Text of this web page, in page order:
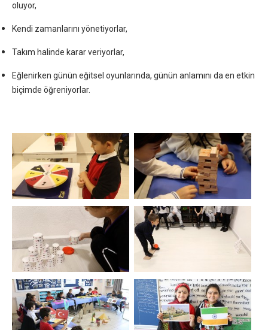
oluyor,
Kendi zamanlarını yönetiyorlar,
Takım halinde karar veriyorlar,
Eğlenirken günün eğitsel oyunlarında, günün anlamını da en etkin
biçimde öğreniyorlar.
Çerez Ayarları Gizlilik Tercihleri ×
Aşağıdaki paneli kullanarak web sitemizde aktif olmasını
istediğiniz çerez türlerini özelleştirebilirsiniz. Değişikliklerin geçerli
olması için kaydetmeniz yeterlidir.
Zorunlu ve Teknik Çerezler Her Zaman Aktif
Web sitemizin temel fonksiyonlarının düzgün çalışması,
güvenliği ve erişilebilirliği için kullanılması zorunlu olan
çerezlerdir.
Performans ve Analiz Çerezleri
Sitemizi kaç kişinin ziyaret ettiğini anlamamıza, sayfaların
performanslarını analiz etmemize ve kullanıcı deneyimini